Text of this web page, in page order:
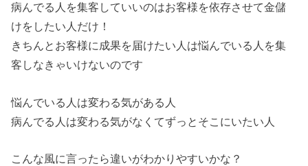
病んでる人を集客していいのはお客様を依存させて金儲
けをしたい人だけ！
きちんとお客様に成果を届けたい人は悩んでいる人を集
客しなきゃいけないのです
悩んでいる人は変わる気がある人
病んでる人は変わる気がなくてずっとそこにいたい人
こんな風に言ったら違いがわかりやすいかな？